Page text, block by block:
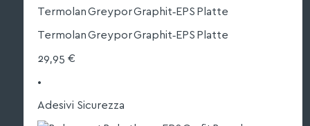
Termolan Greypor Graphit‑EPS Platte
Termolan Greypor Graphit‑EPS Platte
29,95 €
•
Adesivi Sicurezza